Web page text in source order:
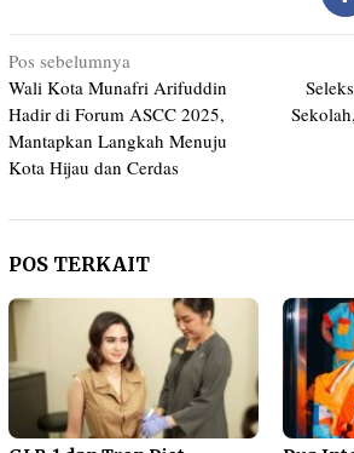
Navigasi
pos
Pos sebelumnya
Wali Kota Munafri Arifuddin
Hadir di Forum ASCC 2025,
Mantapkan Langkah Menuju
Kota Hijau dan Cerdas
POS TERKAIT